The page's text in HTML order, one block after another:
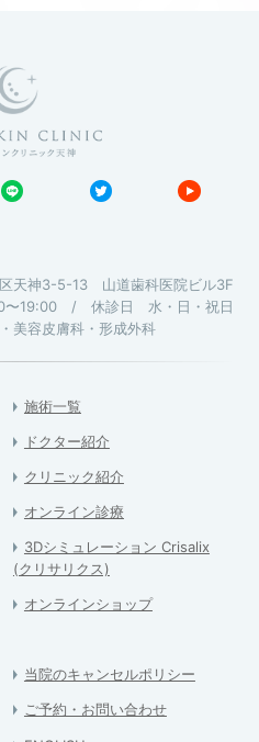
天神3-5-13 山道歯科医院ビル3F
〜19:00 / 休診日 水・日・祝日
美容皮膚科・形成外科
施術一覧
ドクター紹介
クリニック紹介
オンライン診療
3Dシミュレーション Crisalix
(クリサリクス)
オンラインショップ
当院のキャンセルポリシー
ご予約・お問い合わせ